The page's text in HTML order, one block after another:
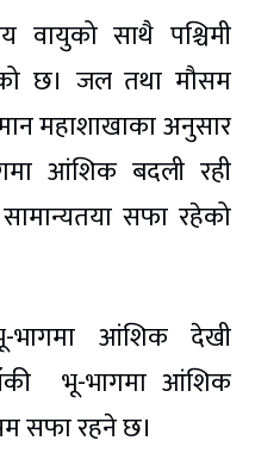
वायुको साथै पश्चिमी
छ। जल तथा मौसम
महाशाखाका अनुसार
आंशिक बदली रही
सफा रहेको
भागमा आंशिक देखी
भू-भागमा आंशिक
सफा रहने छ।